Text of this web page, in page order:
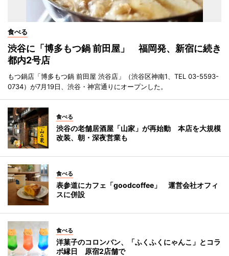
食べる
渋谷に「博多もつ鍋 前田屋」 福岡発、新宿に続き
都内2号店
もつ鍋店「博多もつ鍋 前田屋 渋谷店」（渋谷区神南1、TEL 03-5593-
0734）が7月19日、渋谷・神宮通りにオープンした。
食べる
渋谷の老舗居酒屋「山家」が再始動 本店を大規模
改装、朝・深夜営業も
食べる
表参道にカフェ「goodcoffee」 運営会社オフィ
スに併設
食べる
洋菓子のコロンバン、「ふくふくにゃんこ」とコラ
ボ縁日 原宿2店舗で